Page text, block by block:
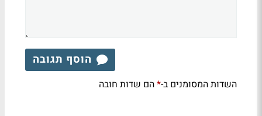
הוסף תגובה
השדות המסומנים ב-*הם שדות חובה